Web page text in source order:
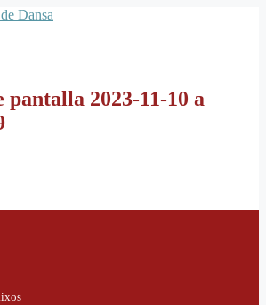
pantalla 2023-11-10 a